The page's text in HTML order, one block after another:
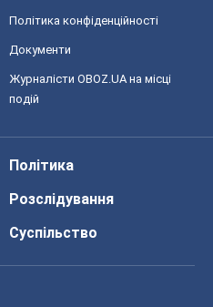
Політика конфіденційності
Документи
Журналісти OBOZ.UA на місці
подій
Політика
Розслідування
Суспільство